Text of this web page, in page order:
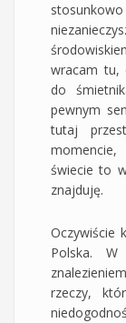
wracam tu,
do
pewnym
tutaj
momencie,
świecie to
znajduję.
Oczywiście
Polska.
rzeczy,